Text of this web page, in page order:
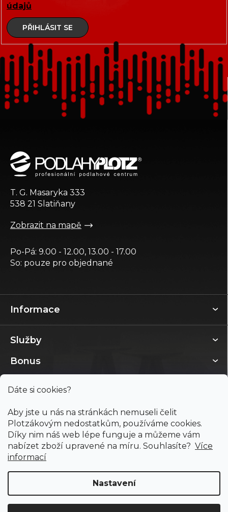
Dáte si cookies?
Aby jste u nás na stránkách nemuseli čelit
Plotzákovým nedostatkům, používáme cookies.
Díky nim náš web lépe funguje a můžeme vám
nabízet zboží upravené na míru. Souhlasíte? Více
informací
Nastavení
údajů
PŘIHLÁSIT SE
Informace
Služby
Bonus
T. G. Masaryka 333
538 21 Slatiňany
Zobrazit na mapě
Po-Pá: 9.00 - 12.00, 13.00 - 17.00
So: pouze pro objednané
Copyright 2026PODLAHY PLOTZ s.r.o.. Všechna práva